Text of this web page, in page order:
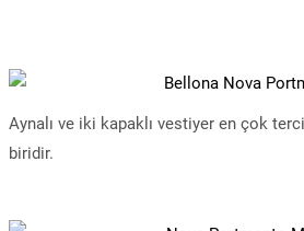
Aynalı ve iki kapaklı vestiyer en çok
biridir.